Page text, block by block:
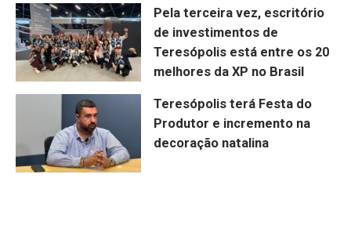
Pela terceira vez, escritório
de investimentos de
Teresópolis está entre os 20
melhores da XP no Brasil
Teresópolis terá Festa do
Produtor e incremento na
decoração natalina